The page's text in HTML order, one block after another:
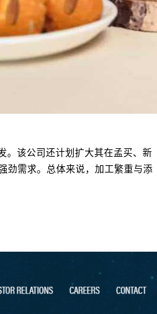
。该公司还计划扩大其在孟买、新
劲需求。总体来说，加工繁重与添